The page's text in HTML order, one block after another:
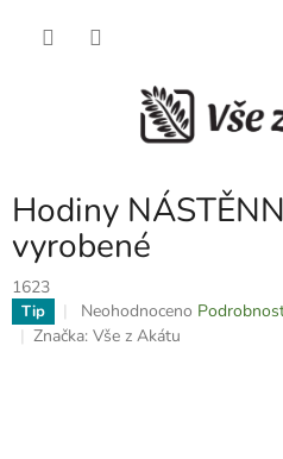
Hodiny
vyrobené
1623
Tip
Průměrné
hodnocení
Neohodnoceno
Značka: Vše z Akátu